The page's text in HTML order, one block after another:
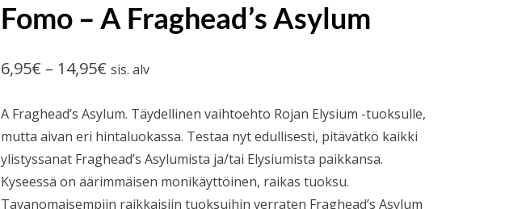
Fomo – A Fraghead’s Asylum
6,95€ – 14,95€ Hintaluokka:
-
14,95€
sis. alv
A Fraghead’s Asylum. Täydellinen vaihtoehto Rojan Elysium -tuoksulle,
mutta aivan eri hintaluokassa. Testaa nyt edullisesti, pitävätkö kaikki
ylistyssanat Fraghead’s Asylumista ja/tai Elysiumista paikkansa.
Kyseessä on äärimmäisen monikäyttöinen, raikas tuoksu.
Tavanomaisempiin raikkaisiin tuoksuihin verraten Fraghead’s Asylum